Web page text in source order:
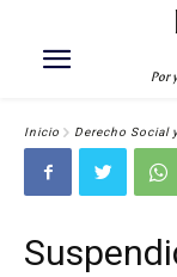
Por
Inicio Derecho Social